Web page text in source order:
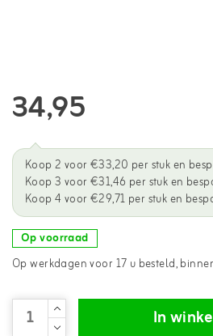
34,95
Koop 2 voor €33,20 per stuk en
Koop 3 voor €31,46 per stuk en
Koop 4 voor €29,71 per stuk en
Op voorraad
Op werkdagen voor 17 u besteld,
In